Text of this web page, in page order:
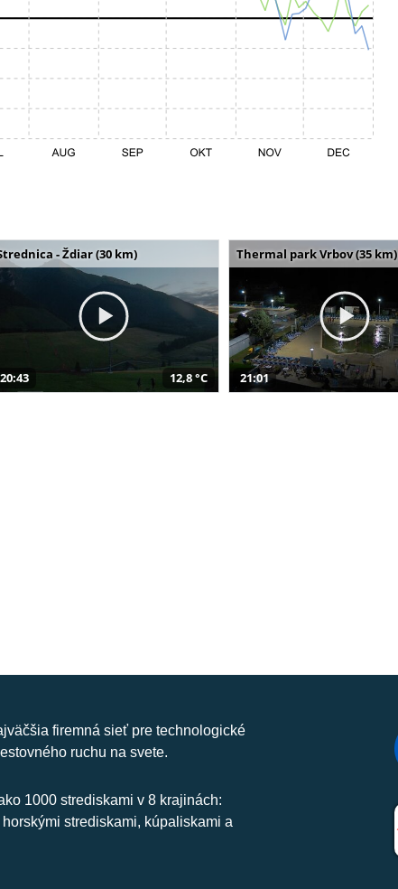
- Ždiar (30 km)
20:43 12,8 °C
Thermal park Vrbov (35 km)
21:01
firemná sieť pre technologické
ruchu na svete.
1000 strediskami v 8 krajinách:
strediskami, kúpaliskami a